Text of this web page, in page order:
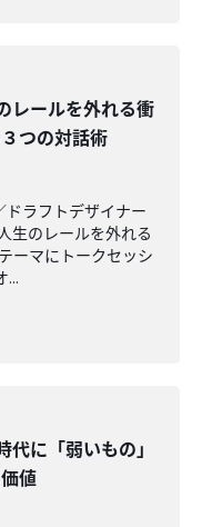
レールを外れる衝
つの対話術
ラフトデザイナー
生のレールを外れる
ーマにトークセッシ
...
代に「弱いもの」
値